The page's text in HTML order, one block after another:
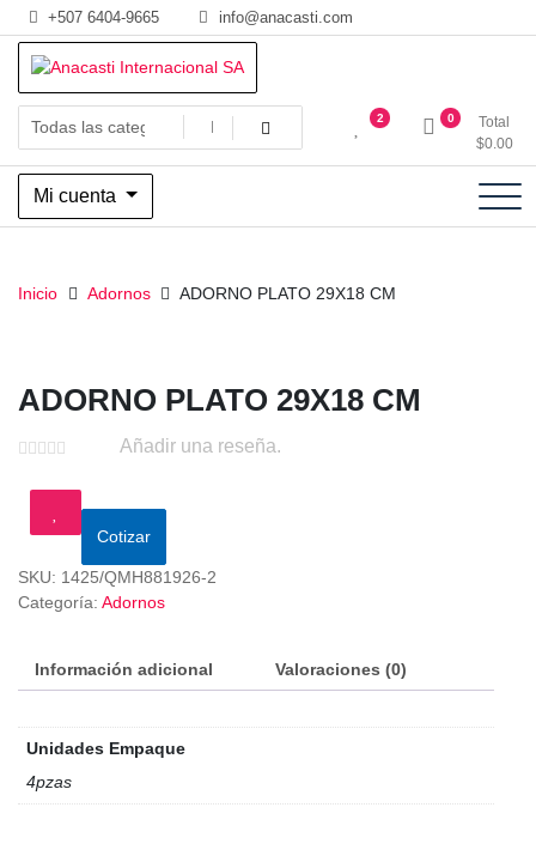
Saltar
al
contenido
+507 6404-9665 info@anacasti.com
Anacasti Internacional SA
Ventas de productos al por mayor de flores y plantas. juguetes,
navidad, religioso y adornos
2 0
Total
$0.00
Mi cuenta
Inicio Adornos ADORNO PLATO 29X18 CM
ADORNO PLATO 29X18 CM
Añadir una reseña.
Cotizar
SKU: 1425/QMH881926-2
Categoría: Adornos
Información adicional Valoraciones (0)
Unidades Empaque
4pzas